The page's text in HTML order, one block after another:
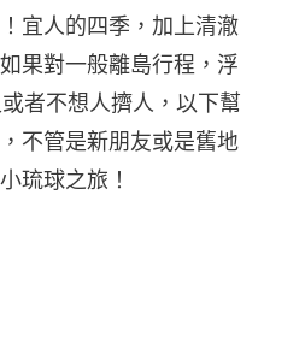
宜人的四季，加上清澈
果對一般離島行程，浮
者不想人擠人，以下幫
不管是新朋友或是舊地
琉球之旅！